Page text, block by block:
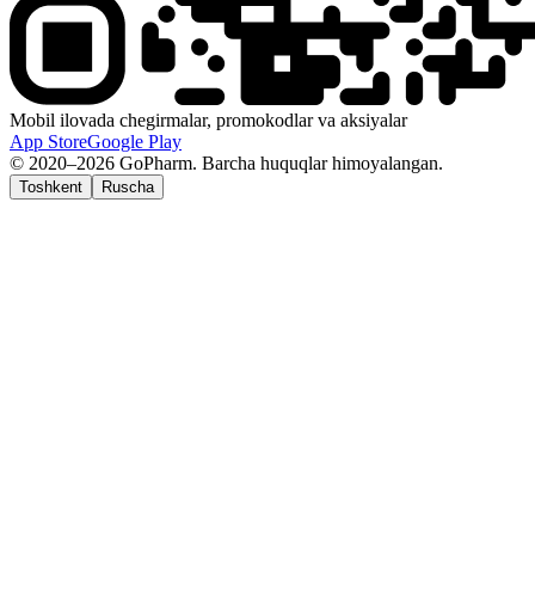
Mobil ilovada chegirmalar, promokodlar va aksiyalar
App StoreGoogle Play
© 2020–2026 GoPharm. Barcha huquqlar himoyalangan.
Toshkent Ruscha